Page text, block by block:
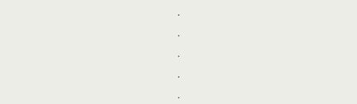
.
.
.
.
.